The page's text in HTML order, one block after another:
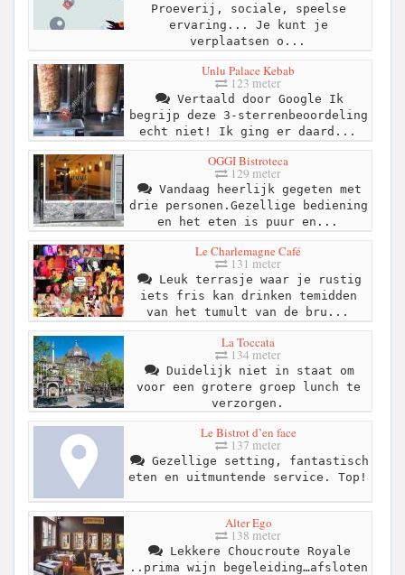
Proeverij, sociale, speelse
ervaring... Je kunt je
verplaatsen o...
Unlu Palace Kebab
123 meter
Vertaald door Google Ik
begrijp deze 3-sterrenbeoordeling
echt niet! Ik ging er daard...
OGGI Bistroteca
129 meter
Vandaag heerlijk gegeten met
drie personen.Gezellige bediening
en het eten is puur en...
Le Charlemagne Café
131 meter
Leuk terrasje waar je rustig
iets fris kan drinken temidden
van het tumult van de bru...
La Toccata
134 meter
Duidelijk niet in staat om
voor een grotere groep lunch te
verzorgen.
Le Bistrot d’en face
137 meter
Gezellige setting, fantastisch
eten en uitmuntende service. Top!
Alter Ego
138 meter
Lekkere Choucroute Royale
..prima wijn begeleiding…afsloten